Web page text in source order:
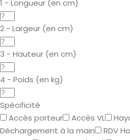
1 - Longueur (en cm)
2 - Largeur (en cm)
3 - Hauteur (en cm)
4 - Poids (en kg)
Spécificité
Accès porteur
Accès VL
Déchargement à la main
RDV